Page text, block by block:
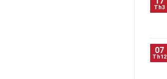
Th3
07
Th12